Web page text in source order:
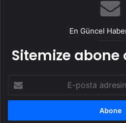
En Güncel
Sitemize
posta
adresinizi